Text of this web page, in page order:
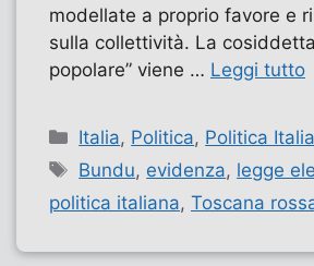
modellate a proprio favore e
sulla collettività. La
popolare” viene … Leggi tutto
Categorie
Italia, Politica, Politica
Tag
Bundu, evidenza, legge
politica italiana, Toscana